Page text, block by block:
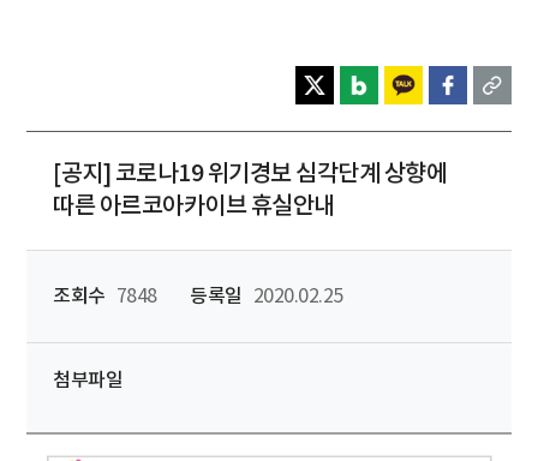
[공지] 코로나19 위기경보 심각단계 상향에
따른 아르코아카이브 휴실안내
조회수 7848 등록일 2020.02.25
첨부파일